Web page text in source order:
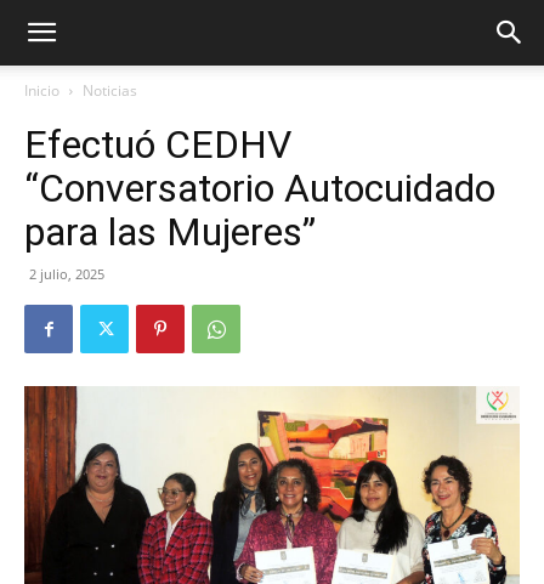
Inicio Noticias
Efectuó CEDHV
“Conversatorio Autocuidado
para las Mujeres”
2 julio, 2025